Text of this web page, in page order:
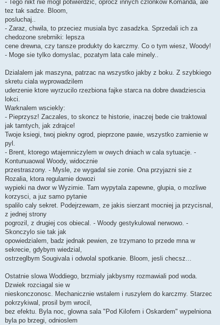
- Tego nikt nie mogl potwierdzic, oprocz innych czlonkow Komanda, ale
tez tak sadze. Bloom,
posluchaj..
- Zaraz, chwila, to przeciez musiala byc zasadzka. Sprzedali ich za
chedozone srebrniki: lepsza
cene drewna, czy tansze produkty do karczmy. Co o tym wiesz, Woody!
- Moge sie tylko domyslac, pozatym lata cale minely..
Dzialalem jak maszyna, patrzac na wszystko jakby z boku. Z szybkiego
skretu ciala wyprowadzilem
uderzenie ktore wyrzucilo rzezbiona fajke starca na dobre dwadziescia
lokci.
Warknalem wsciekly:
- Pieprzysz! Zaczales, to skoncz te historie, inaczej bede cie traktowal
jak tamtych, jak zdrajce!
Twoje ksiegi, twoj piekny ogrod, pieprzone pawie, wszystko zamienie w
pyl.
- Brent, ktorego wtajemniczylem w owych dniach w cala sytuacje. -
Kontunuaowal Woody, widocznie
przestraszony. - Mysle, ze wygadal sie zonie. Ona przyjazni sie z
Rozalia, ktora regularnie dowozi
wypieki na dwor w Wyzimie. Tam wypytala zapewne, glupia, o mozliwe
korzysci, a juz samo pytanie
spalilo caly sekret. Podejrzewam, ze jakis sierzant mocniej ja przycisnal,
z jednej strony
pogrozil, z drugiej cos obiecal. - Woody gestykulowal nerwowo. -
Skonczylo sie tak jak
opowiedzialem, badz jednak pewien, ze trzymano to przede mna w
sekrecie, gdybym wiedzial,
ostrzeglbym Sougivala i odwolal spotkanie. Bloom, jesli checsz...
Ostatnie slowa Woddiego, brzmialy jakbysmy rozmawiali pod woda.
Dzwiek rozciagal sie w
nieskonczonosc. Mechanicznie wstalem i ruszylem do karczmy. Starzec
pokrzykiwal, prosil bym wrocil,
bez efektu. Byla noc, glowna sala "Pod Kilofem i Oskardem" wypelniona
byla po brzegi, odnioslem